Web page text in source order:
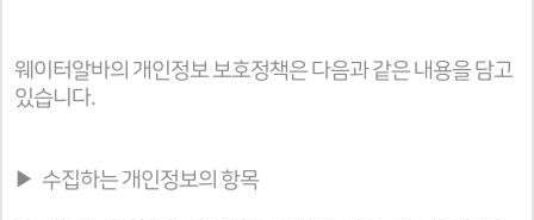
웨이터알바의 개인정보 보호정책은 다음과 같은 내용을 담고
있습니다.
▶ 수집하는 개인정보의 항목